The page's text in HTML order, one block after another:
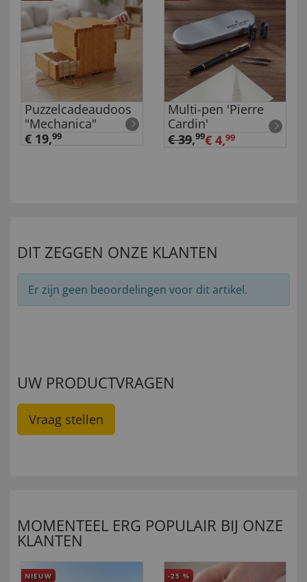
Puzzelcadeaudoos
"Mechanica"
€ 19,99
Multi-pen 'Pierre
Cardin'
€ 39,99€ 4,99
DIT ZEGGEN ONZE KLANTEN
Er zijn geen beoordelingen voor dit artikel.
UW PRODUCTVRAGEN
Vraag stellen
MOMENTEEL ERG POPULAIR BIJ ONZE
KLANTEN
NIEUW -25 %